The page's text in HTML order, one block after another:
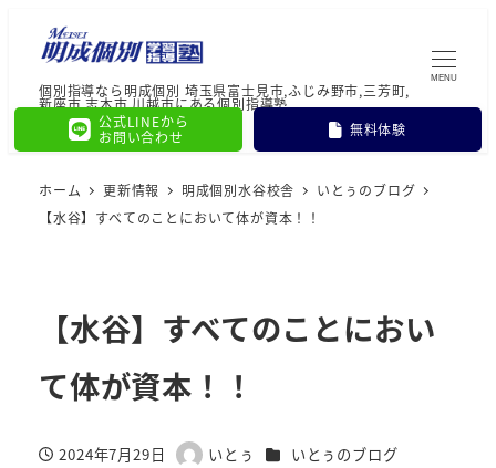
個別指導なら明成個別 埼玉県富士見市,ふじみ野市,三芳町,
新座市,志木市,川越市にある個別指導塾
公式LINEから
お問い合わせ
無料体験
MENU
ホーム 更新情報 明成個別水谷校舎
いとぅのブログ
【水谷】すべてのことにおいて体が資本！！
【水谷】すべてのことにおい
て体が資本！！
2024年7月29日 いとぅ カテゴリー
いとぅのブログ